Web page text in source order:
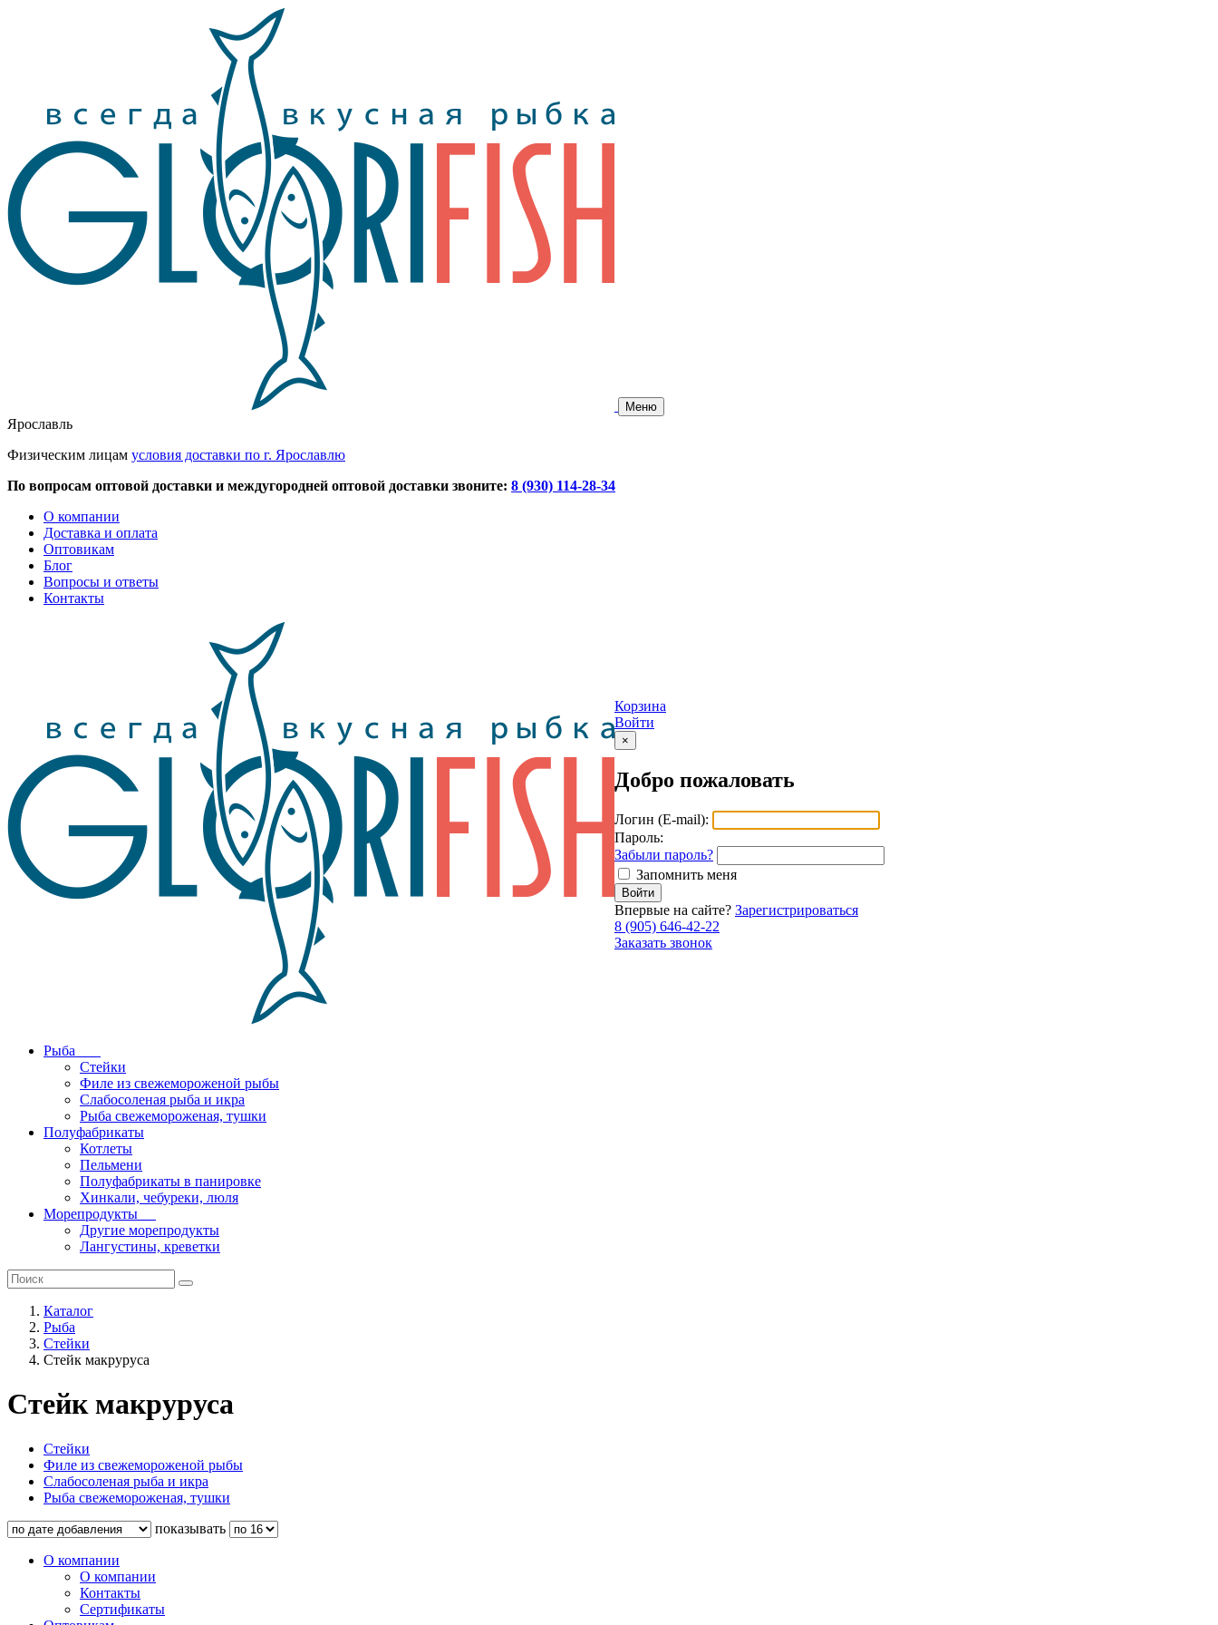
Меню
Ярославль
Физическим лицам условия доставки по г. Ярославлю
По вопросам оптовой доставки и междугородней оптовой доставки звоните: 8 (930) 114-28-34
О компании
Доставка и оплата
Оптовикам
Блог
Вопросы и ответы
Контакты
Корзина
Войти
×
Добро пожаловать
Логин (E-mail):
Пароль:
Забыли пароль?
Запомнить меня
Впервые на сайте? Зарегистрироваться
8 (905) 646-42-22
Заказать звонок
Рыба
Стейки
Филе из свежемороженой рыбы
Слабосоленая рыба и икра
Рыба свежемороженая, тушки
Полуфабрикаты
Котлеты
Пельмени
Полуфабрикаты в панировке
Хинкали, чебуреки, люля
Морепродукты
Другие морепродукты
Лангустины, креветки
Каталог
Рыба
Стейки
Стейк макруруса
Стейк макруруса
Стейки
Филе из свежемороженой рыбы
Слабосоленая рыба и икра
Рыба свежемороженая, тушки
показывать
О компании
О компании
Контакты
Сертификаты